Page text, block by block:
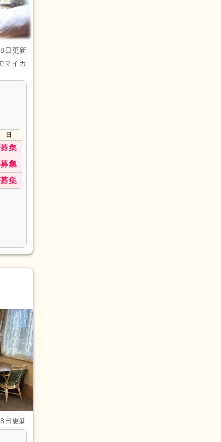
日更新
マイカ
日
募集
募集
募集
日更新